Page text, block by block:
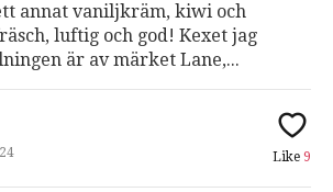
annat vaniljkräm, kiwi och
luftig och god! Kexet jag
är av märket Lane,...
Like 9